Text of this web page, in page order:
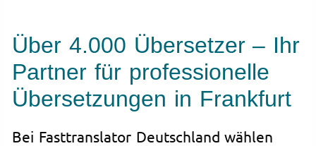
Über 4.000 Übersetzer – Ihr
Partner für professionelle
Übersetzungen in Frankfurt
Bei Fasttranslator Deutschland wählen